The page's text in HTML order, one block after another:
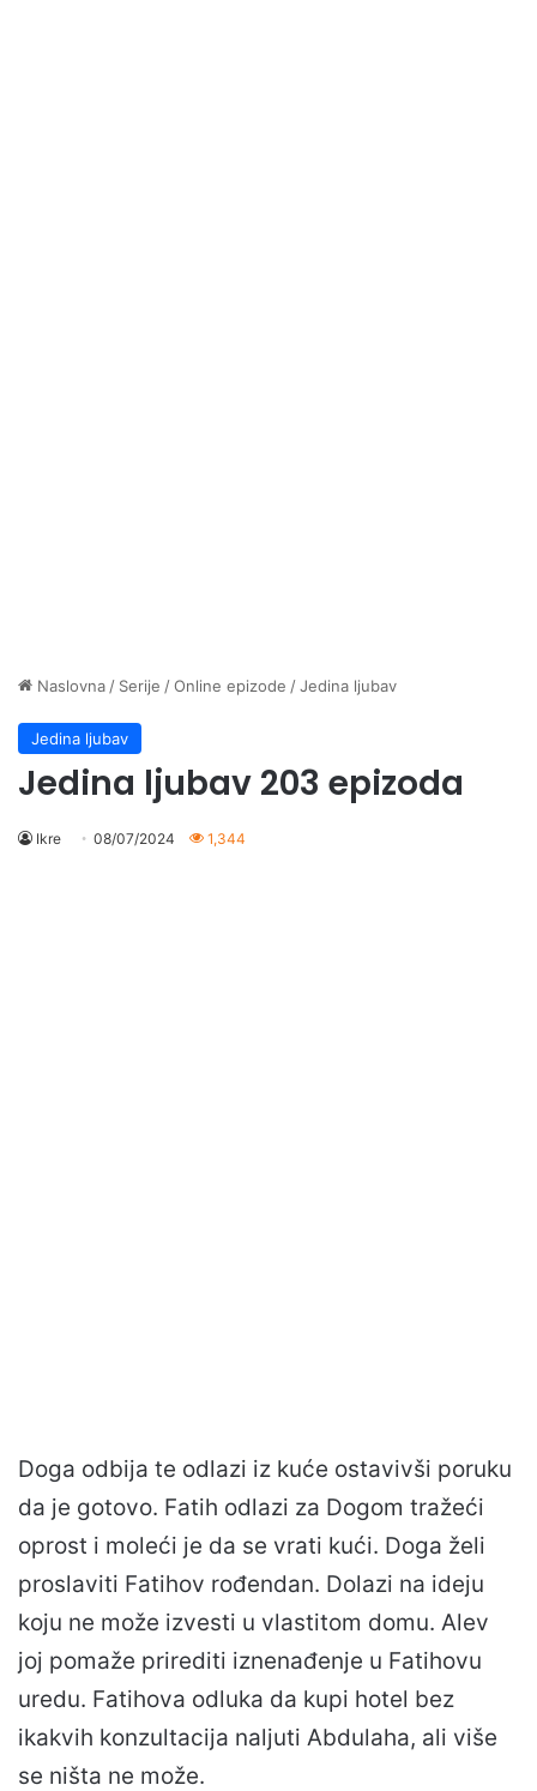
Naslovna / Serije /Online epizode /Jedina ljubav
Jedina ljubav
Jedina ljubav 203 epizoda
Ikre 08/07/2024 1,344
Doga odbija te odlazi iz kuće ostavivši poruku
da je gotovo. Fatih odlazi za Dogom tražeći
oprost i moleći je da se vrati kući. Doga želi
proslaviti Fatihov rođendan. Dolazi na ideju
koju ne može izvesti u vlastitom domu. Alev
joj pomaže prirediti iznenađenje u Fatihovu
uredu. Fatihova odluka da kupi hotel bez
ikakvih konzultacija naljuti Abdulaha, ali više
se ništa ne može.